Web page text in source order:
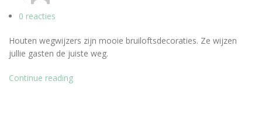
0 reacties
Houten wegwijzers zijn mooie bruiloftsdecoraties. Ze wijzen
jullie gasten de juiste weg.
Continue reading